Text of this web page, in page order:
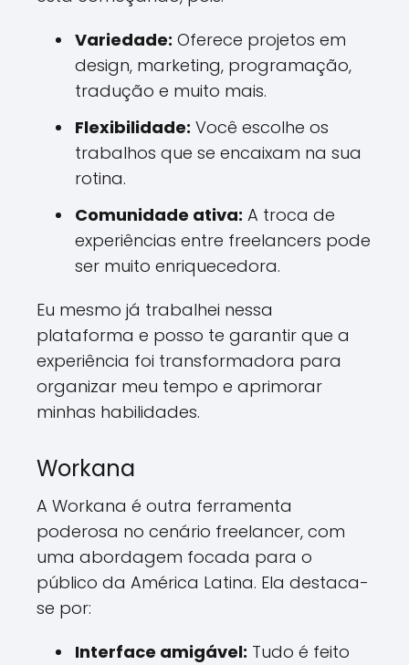
Variedade: Oferece projetos em
design, marketing, programação,
tradução e muito mais.
Flexibilidade: Você escolhe os
trabalhos que se encaixam na sua
rotina.
Comunidade ativa: A troca de
experiências entre freelancers pode
ser muito enriquecedora.
Eu mesmo já trabalhei nessa
plataforma e posso te garantir que a
experiência foi transformadora para
organizar meu tempo e aprimorar
minhas habilidades.
Workana
A Workana é outra ferramenta
poderosa no cenário freelancer, com
uma abordagem focada para o
público da América Latina. Ela destaca-
se por:
Interface amigável: Tudo é feito